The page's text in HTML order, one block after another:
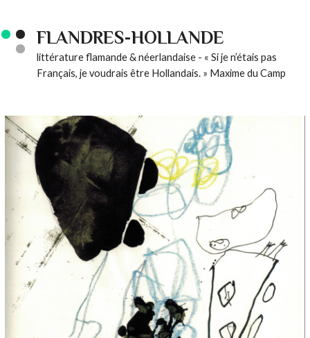
FLANDRES-HOLLANDE
littérature flamande & néerlandaise - « Si je n’étais pas
Français, je voudrais être Hollandais. » Maxime du Camp